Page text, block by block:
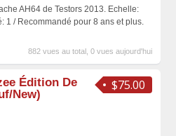
AH64 de Testors 2013. Echelle:
1 / Recommandé pour 8 ans et plus.
882 vues au total, 0 vues aujourd'hui
$75.00
Édition De
New)